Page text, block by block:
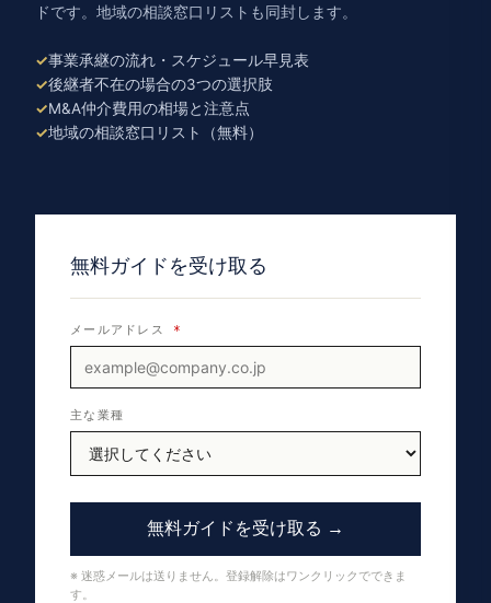
ドです。地域の相談窓口リストも同封します。
事業承継の流れ・スケジュール早見表
後継者不在の場合の3つの選択肢
M&A仲介費用の相場と注意点
地域の相談窓口リスト（無料）
無料ガイドを受け取る
メールアドレス *
主な業種
無料ガイドを受け取る →
※ 迷惑メールは送りません。登録解除はワンクリックでできま
す。